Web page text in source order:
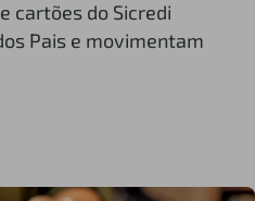
cartões do Sicredi
Pais e movimentam